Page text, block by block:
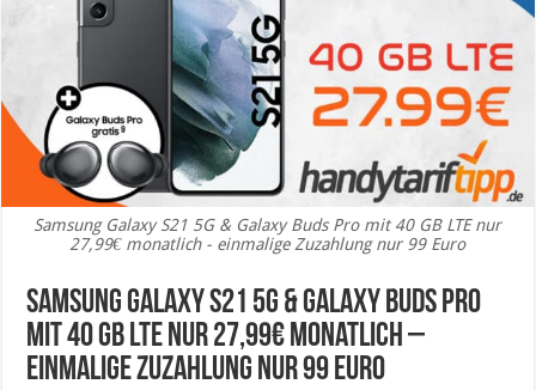
Samsung Galaxy S21 5G & Galaxy Buds Pro mit 40 GB LTE nur
27,99€ monatlich - einmalige Zuzahlung nur 99 Euro
Samsung Galaxy S21 5G & Galaxy Buds Pro
mit 40 GB LTE nur 27,99€ monatlich –
einmalige Zuzahlung nur 99 Euro